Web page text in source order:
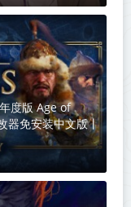
度版 Age of
器免安装中文版丨